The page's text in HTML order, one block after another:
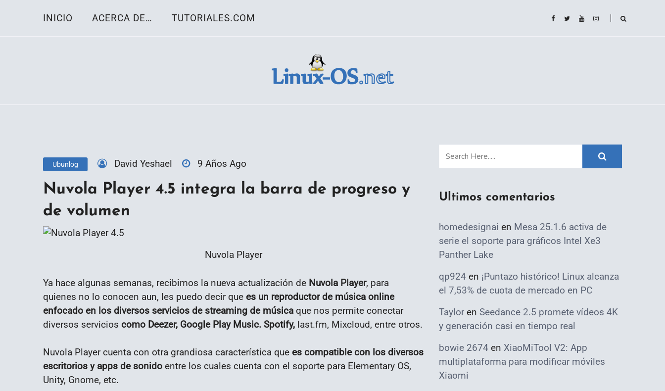
INICIO ACERCA DE… TUTORIALES.COM
Ubunlog David Yeshael 9 Años Ago
Nuvola Player 4.5 integra la barra de progreso y
de volumen
Nuvola Player
Ya hace algunas semanas, recibimos la nueva actualización de Nuvola Player, para
quienes no lo conocen aun, les puedo decir que es un reproductor de música online
enfocado en los diversos servicios de streaming de música que nos permite conectar
diversos servicios como Deezer, Google Play Music. Spotify, last.fm, Mixcloud, entre otros.
Nuvola Player cuenta con otra grandiosa característica que es compatible con los diversos
escritorios y apps de sonido entre los cuales cuenta con el soporte para Elementary OS,
Unity, Gnome, etc.
Ultimos comentarios
homedesignai en Mesa 25.1.6 activa de
serie el soporte para gráficos Intel Xe3
Panther Lake
qp924 en ¡Puntazo histórico! Linux alcanza
el 7,53% de cuota de mercado en PC
Taylor en Seedance 2.5 promete vídeos 4K
y generación casi en tiempo real
bowie 2674 en XiaoMiTool V2: App
multiplataforma para modificar móviles
Xiaomi